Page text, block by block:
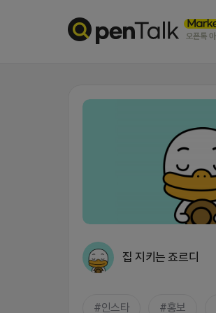
집 지키는 죠르디
인스타 홍보